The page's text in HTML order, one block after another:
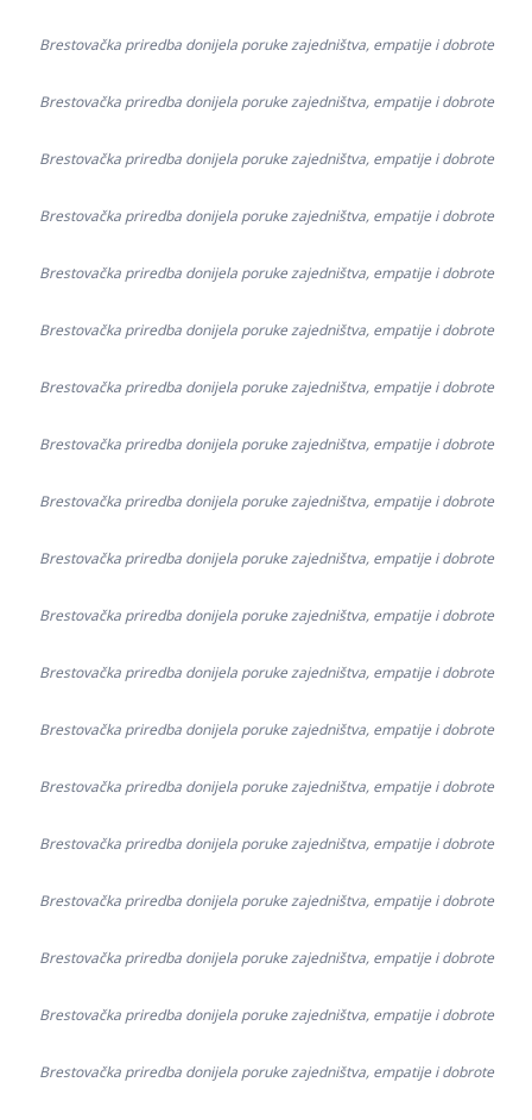
Brestovačka priredba donijela poruke zajedništva, empatije i dobrote
Brestovačka priredba donijela poruke zajedništva, empatije i dobrote
Brestovačka priredba donijela poruke zajedništva, empatije i dobrote
Brestovačka priredba donijela poruke zajedništva, empatije i dobrote
Brestovačka priredba donijela poruke zajedništva, empatije i dobrote
Brestovačka priredba donijela poruke zajedništva, empatije i dobrote
Brestovačka priredba donijela poruke zajedništva, empatije i dobrote
Brestovačka priredba donijela poruke zajedništva, empatije i dobrote
Brestovačka priredba donijela poruke zajedništva, empatije i dobrote
Brestovačka priredba donijela poruke zajedništva, empatije i dobrote
Brestovačka priredba donijela poruke zajedništva, empatije i dobrote
Brestovačka priredba donijela poruke zajedništva, empatije i dobrote
Brestovačka priredba donijela poruke zajedništva, empatije i dobrote
Brestovačka priredba donijela poruke zajedništva, empatije i dobrote
Brestovačka priredba donijela poruke zajedništva, empatije i dobrote
Brestovačka priredba donijela poruke zajedništva, empatije i dobrote
Brestovačka priredba donijela poruke zajedništva, empatije i dobrote
Brestovačka priredba donijela poruke zajedništva, empatije i dobrote
Brestovačka priredba donijela poruke zajedništva, empatije i dobrote